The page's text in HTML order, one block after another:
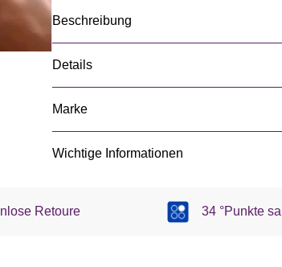
Beschreibung
Details
Marke
Wichtige Informationen
Retoure 34 °Punkte